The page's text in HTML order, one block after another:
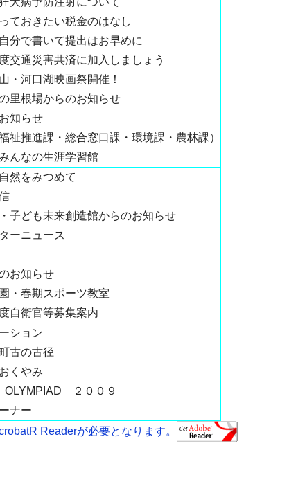
ておきたい税金のはなし
分で書いて提出はお早めに
交通災害共済に加入しましょう
・河口湖映画祭開催！
里根場からのお知らせ
知らせ
祉推進課・総合窓口課・環境課・農林課）
んなの生涯学習館
然をみつめて
子ども未来創造館からのお知らせ
ーニュース
お知らせ
・春期スポーツ教室
自衛官等募集案内
ション
古の古径
くやみ
２００９
ナー
Readerが必要となります。